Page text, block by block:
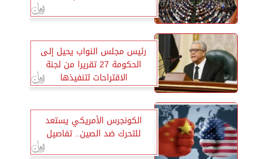
رئيس مجلس النواب يحيل إلى
الحكومة 27 تقريرا من لجنة
الاقتراحات لتنفيذها
الكونجرس الأمريكي يستعد
للتحرك ضد الصين.. تفاصيل